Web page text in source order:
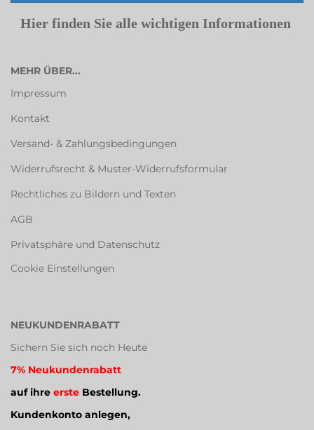
Hier finden Sie alle wichtigen Informationen
MEHR ÜBER...
Impressum
Kontakt
Versand- & Zahlungsbedingungen
Widerrufsrecht & Muster-Widerrufsformular
Rechtliches zu Bildern und Texten
AGB
Privatsphäre und Datenschutz
Cookie Einstellungen
NEUKUNDENRABATT
Sichern Sie sich noch Heute
7% Neukundenrabatt
auf ihre erste Bestellung.
Kundenkonto anlegen,